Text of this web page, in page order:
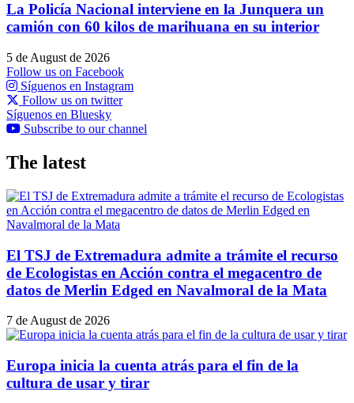
La Policía Nacional interviene en la Junquera un
camión con 60 kilos de marihuana en su interior
5 de August de 2026
Follow us on Facebook
Síguenos en Instagram
Follow us on twitter
Síguenos en Bluesky
Subscribe to our channel
The latest
El TSJ de Extremadura admite a trámite el recurso
de Ecologistas en Acción contra el megacentro de
datos de Merlin Edged en Navalmoral de la Mata
7 de August de 2026
Europa inicia la cuenta atrás para el fin de la
cultura de usar y tirar